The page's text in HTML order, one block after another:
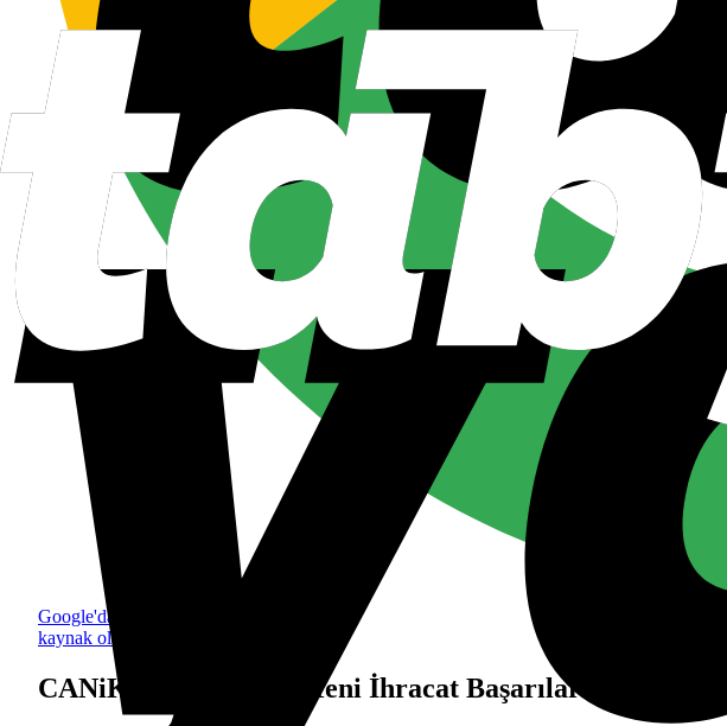
Google'da tercih edilen
kaynak olarak ekle
CANiK ve SYS Grup, Yeni İhracat Başarılarına İmza Attı